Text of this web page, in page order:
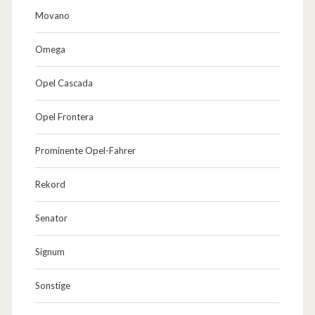
Movano
Omega
Opel Cascada
Opel Frontera
Prominente Opel-Fahrer
Rekord
Senator
Signum
Sonstige